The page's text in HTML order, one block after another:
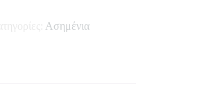
Ασημένια